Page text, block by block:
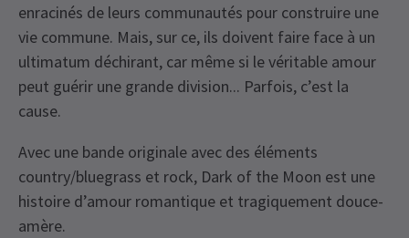
enracinés de leurs communautés pour construire une
vie commune. Mais, sur ce, ils doivent faire face à un
ultimatum déchirant, car même si le véritable amour
peut guérir une grande division... Parfois, c’est la
cause.
Avec une bande originale avec des éléments
country/bluegrass et rock, Dark of the Moon est une
histoire d’amour romantique et tragiquement douce-
amère.